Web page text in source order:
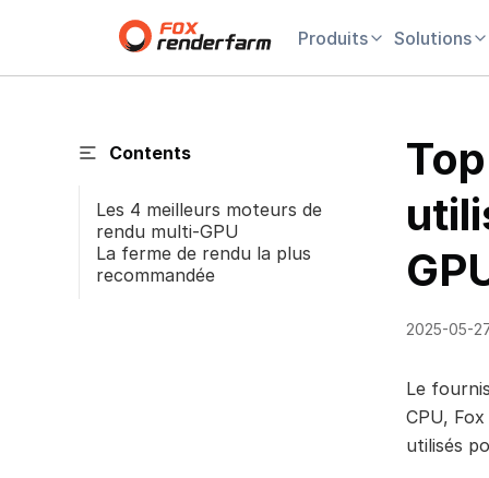
Produits Solutions
Contents
Les 4 meilleurs moteurs de
rendu multi-GPU
La ferme de rendu la plus
recommandée
2025-05-
Le
CPU,
utilisés